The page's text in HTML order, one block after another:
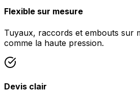
Flexible sur mesure
Tuyaux, raccords et embouts sur
comme la haute pression.
Devis clair